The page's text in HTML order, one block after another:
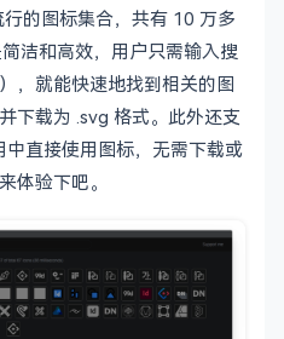
的图标集合，共有 10 万多
洁和高效，用户只需输入搜
，就能快速地找到相关的图
下载为 .svg 格式。此外还支
直接使用图标，无需下载或
体验下吧。